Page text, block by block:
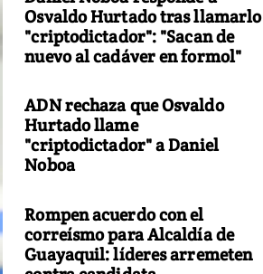
Osvaldo Hurtado tras llamarlo
"criptodictador": "Sacan de
nuevo al cadáver en formol"
ADN rechaza que Osvaldo
Hurtado llame
"criptodictador" a Daniel
Noboa
Rompen acuerdo con el
correísmo para Alcaldía de
Guayaquil: líderes arremeten